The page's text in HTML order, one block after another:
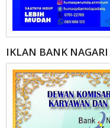
IKLAN BANK NAGARI